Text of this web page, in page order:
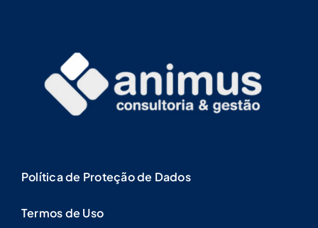
Política de Proteção de Dados
Termos de Uso